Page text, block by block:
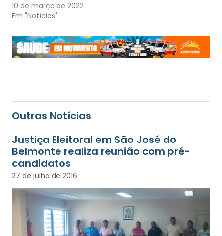
10 de março de 2022
Em "Notícias"
Outras Notícias
Justiça Eleitoral em São José do
Belmonte realiza reunião com pré-
candidatos
27 de julho de 2016